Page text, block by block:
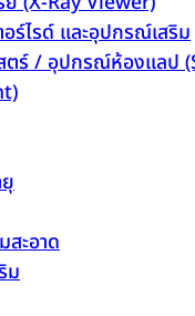
ร์ไรด์ และอุปกรณ์เสริม
ตร์ / อุปกรณ์ห้องแลป
ะอาด
ม